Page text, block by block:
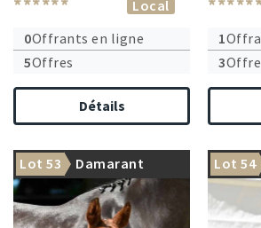
******
Local
0Offrants en ligne
5Offres
Détails
1
3
Lot 53 Damarant Lot 54